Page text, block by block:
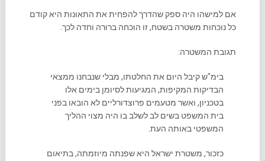
אם למישהו היה ספק שהדרך להפחית את התאונות היא קודם
כל נוכחות משטרה בשטח, זו הוכחה ברורה וחדה לכך.
תגובת המשטרה:
בימ"ש קיבל היום את החלטתו, מבלי שנבחנו ממצאי
הבדיקות המקיפות, המגיעות לסיומן בימים אלו
בטכניון, ואשר מטעמים פרוצדורליים לא הובאו בפני
בית המשפט בשים לב לשלב בו היה מצוי ההליך
המשפטי באותה העת.
כזכור, משטרת ישראל היא שפנתה מיוזמתה, בתיאום